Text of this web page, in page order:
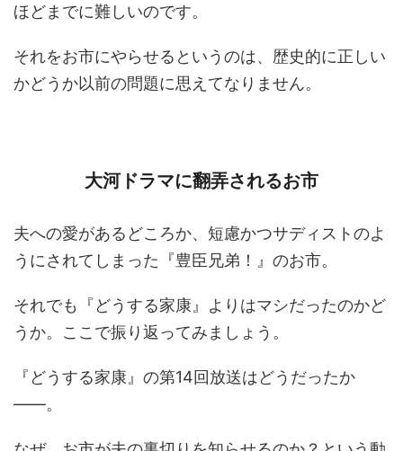
ほどまでに難しいのです。
それをお市にやらせるというのは、歴史的に正しい
かどうか以前の問題に思えてなりません。
大河ドラマに翻弄されるお市
夫への愛があるどころか、短慮かつサディストのよ
うにされてしまった『豊臣兄弟！』のお市。
それでも『どうする家康』よりはマシだったのかど
うか。ここで振り返ってみましょう。
『どうする家康』の第14回放送はどうだったか
――。